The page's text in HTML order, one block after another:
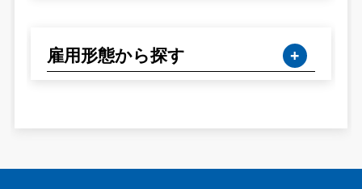
雇用形態から探す